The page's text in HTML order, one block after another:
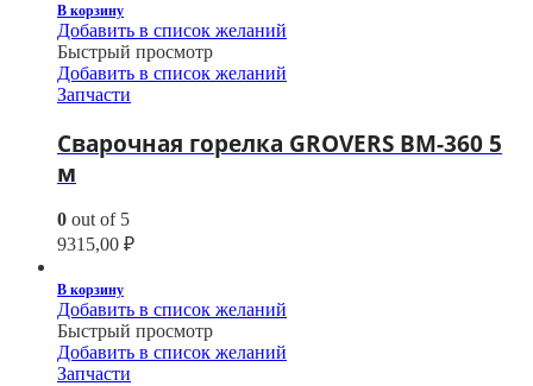
В корзину
Добавить в список желаний
Быстрый просмотр
Добавить в список желаний
Запчасти
Сварочная горелка GROVERS BM-360 5
м
0 out of 5
9315,00 ₽
В корзину
Добавить в список желаний
Быстрый просмотр
Добавить в список желаний
Запчасти